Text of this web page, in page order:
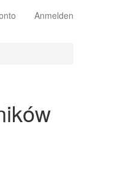
Anmelden